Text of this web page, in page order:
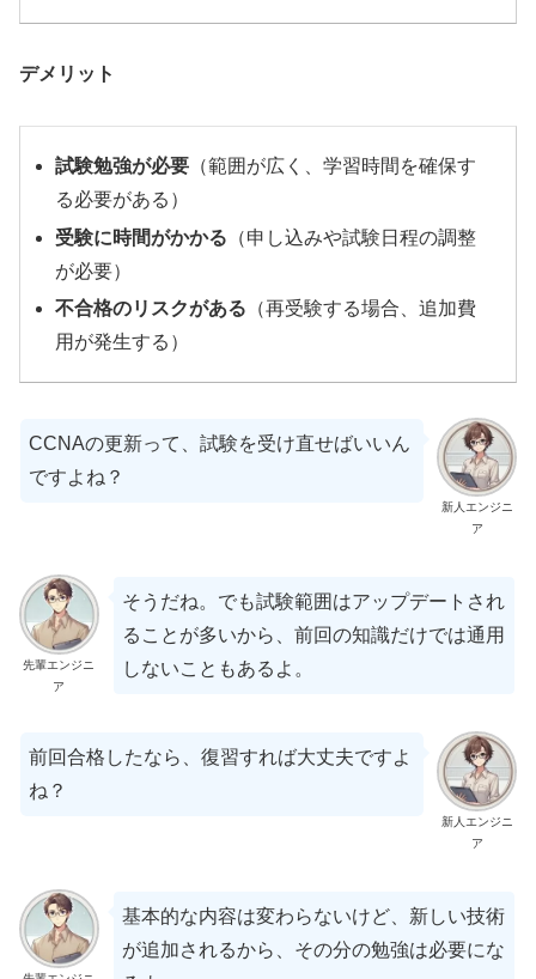
デメリット
試験勉強が必要 （範囲が広く、学習時間を確保す
る必要がある）
受験に時間がかかる （申し込みや試験日程の調整
が必要）
不合格のリスクがある （再受験する場合、追加費
用が発生する）
新人エンジニ
ア
CCNAの更新って、試験を受け直せばいいん
ですよね？
先輩エンジニ
ア
そうだね。でも試験範囲はアップデートされ
ることが多いから、前回の知識だけでは通用
しないこともあるよ。
新人エンジニ
ア
前回合格したなら、復習すれば大丈夫ですよ
ね？
基本的な内容は変わらないけど、新しい技術
が追加されるから、その分の勉強は必要にな